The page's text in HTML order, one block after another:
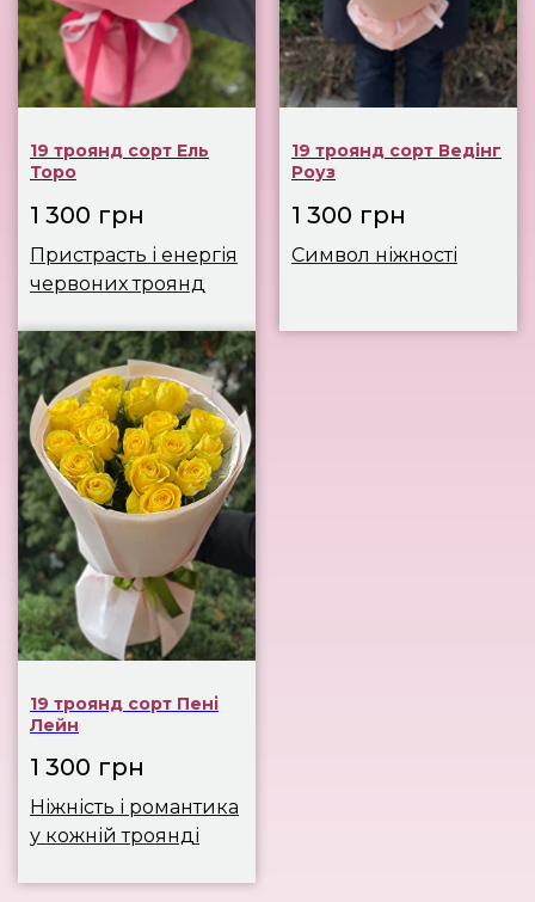
19 троянд сорт Ель
Торо
1 300 грн
Пристрасть і енергія
червоних троянд
19 троянд сорт Ведінг
Роуз
1 300 грн
Символ ніжності
19 троянд сорт Пені
Лейн
1 300 грн
Ніжність і романтика
у кожній троянді